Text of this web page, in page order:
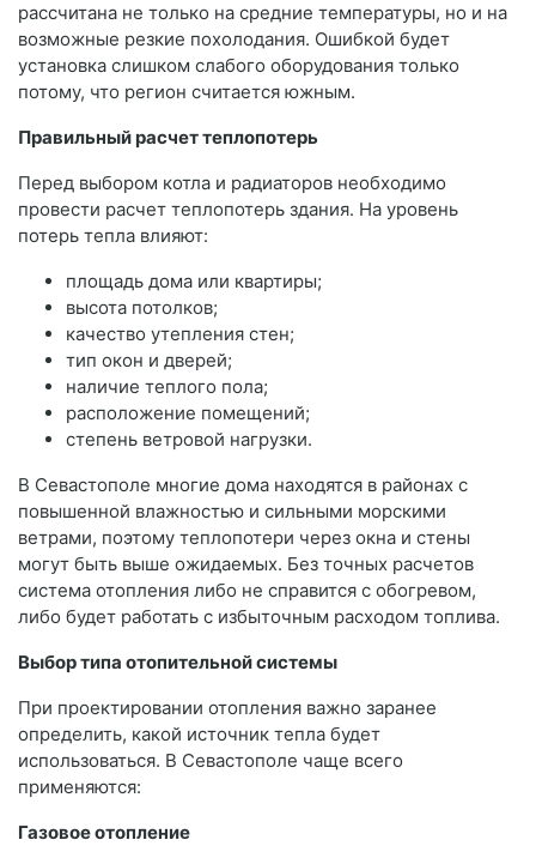
рассчитана не только на средние температуры, но и на
возможные резкие похолодания. Ошибкой будет
установка слишком слабого оборудования только
потому, что регион считается южным.
Правильный расчет теплопотерь
Перед выбором котла и радиаторов необходимо
провести расчет теплопотерь здания. На уровень
потерь тепла влияют:
площадь дома или квартиры;
высота потолков;
качество утепления стен;
тип окон и дверей;
наличие теплого пола;
расположение помещений;
степень ветровой нагрузки.
В Севастополе многие дома находятся в районах с
повышенной влажностью и сильными морскими
ветрами, поэтому теплопотери через окна и стены
могут быть выше ожидаемых. Без точных расчетов
система отопления либо не справится с обогревом,
либо будет работать с избыточным расходом топлива.
Выбор типа отопительной системы
При проектировании отопления важно заранее
определить, какой источник тепла будет
использоваться. В Севастополе чаще всего
применяются:
Газовое отопление